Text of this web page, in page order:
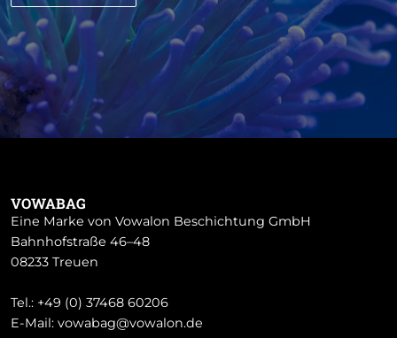
VOWABAG
Eine Marke von Vowalon Beschichtung GmbH
Bahnhofstraße 46–48
08233 Treuen
Tel.: +49 (0) 37468 60206
E-Mail: vowabag@vowalon.de